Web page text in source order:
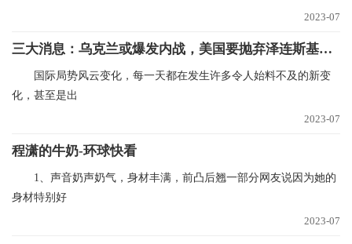
2023-07
三大消息：乌克兰或爆发内战，美国要抛弃泽连斯基，耶伦将访华
国际局势风云变化，每一天都在发生许多令人始料不及的新变
化，甚至是出
2023-07
程潇的牛奶-环球快看
1、声音奶声奶气，身材丰满，前凸后翘一部分网友说因为她的
身材特别好
2023-07